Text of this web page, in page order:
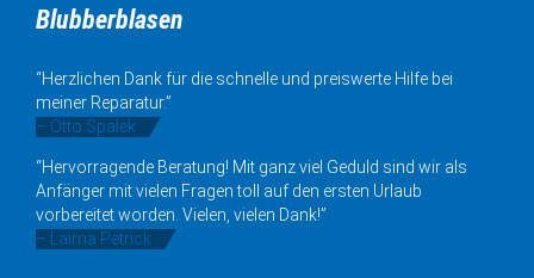
Blubberblasen
“Herzlichen Dank für die schnelle und preiswerte Hilfe bei
meiner Reparatur.”
– Otto Spalek
“Hervorragende Beratung! Mit ganz viel Geduld sind wir als
Anfänger mit vielen Fragen toll auf den ersten Urlaub
vorbereitet worden. Vielen, vielen Dank!”
– Laima Petrick